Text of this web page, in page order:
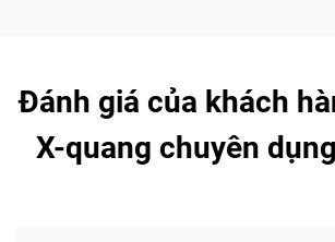
Đánh giá của khách
X-quang chuyên